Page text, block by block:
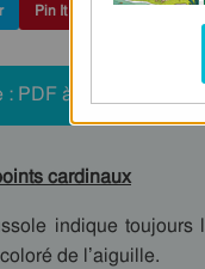
Pin It
PDF à imprimer
cardinaux
indique
de l’aiguille.